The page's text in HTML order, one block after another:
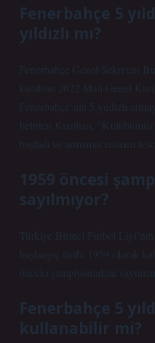
Fenerbahçe 5
yıldızlı mı?
Fenerbahçe Genel Sekreteri
kulübün 2022 Mali Genel
Fenerbahçe’nin 5 yıldızlı
belirten Kızılhan,
başladı ve armamız resmen
1959 öncesi
sayılmıyor?
Türkiye Birinci Futbol
başlangıç ​​tarihi 1959 olarak
önceki şampiyonluklar
Fenerbahçe 5
kullanabilir mi?